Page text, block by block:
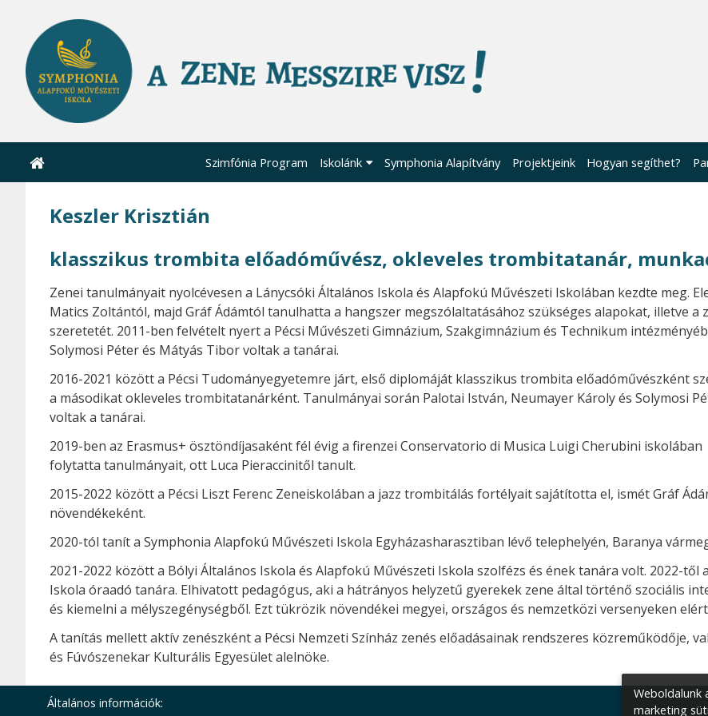
Szimfónia Program Iskolánk Symphonia Alapítvány Projektjeink Hogyan segíthet?
Keszler Krisztián
klasszikus trombita előadóművész, okleveles trombitatanár,
Zenei tanulmányait nyolcévesen a Lánycsóki Általános Iskola és Alapfokú Művészeti Iskolában kezdte meg.
Matics Zoltántól, majd Gráf Ádámtól tanulhatta a hangszer megszólaltatásához szükséges alapokat, illetve a
szeretetét. 2011-ben felvételt nyert a Pécsi Művészeti Gimnázium, Szakgimnázium és Technikum
Solymosi Péter és Mátyás Tibor voltak a tanárai.
2016-2021 között a Pécsi Tudományegyetemre járt, első diplomáját klasszikus trombita előadóművészként
a másodikat okleveles trombitatanárként. Tanulmányai során Palotai István, Neumayer Károly és Solymosi
voltak a tanárai.
2019-ben az Erasmus+ ösztöndíjasaként fél évig a firenzei Conservatorio di Musica Luigi Cherubini iskolában
folytatta tanulmányait, ott Luca Pieraccinitől tanult.
2015-2022 között a Pécsi Liszt Ferenc Zeneiskolában a jazz trombitálás fortélyait sajátította el, ismét Gráf
növendékeként.
2020-tól tanít a Symphonia Alapfokú Művészeti Iskola Egyházasharasztiban lévő telephelyén, Baranya
2021-2022 között a Bólyi Általános Iskola és Alapfokú Művészeti Iskola szolfézs és ének tanára volt. 2022-
Iskola óraadó tanára. Elhivatott pedagógus, aki a hátrányos helyzetű gyerekek zene által történő szociális
és kiemelni a mélyszegénységből. Ezt tükrözik növendékei megyei, országos és nemzetközi versenyeken
A tanítás mellett aktív zenészként a Pécsi Nemzeti Színház zenés előadásainak rendszeres közreműködője,
és Fúvószenekar Kulturális Egyesület alelnöke.
Általános információk:
Weboldalunk
marketing